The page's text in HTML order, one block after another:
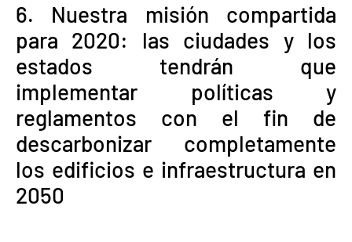
6. Nuestra misión compartida
para 2020: las ciudades y los
estados tendrán que
implementar políticas y
reglamentos con el fin de
descarbonizar completamente
los edificios e infraestructura en
2050